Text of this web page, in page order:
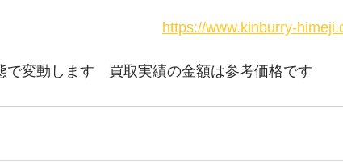
https://www.kinburry-
変動します　買取実績の金額は参考価格です